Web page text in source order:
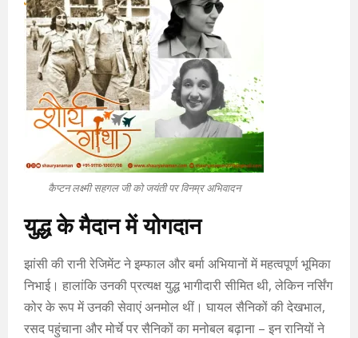
कैप्टन लक्ष्मी सहगल जी को जयंती पर विनम्र अभिवादन
युद्ध के मैदान में योगदान
झांसी की रानी रेजिमेंट ने इम्फाल और बर्मा अभियानों में महत्वपूर्ण भूमिका
निभाई। हालांकि उनकी प्रत्यक्ष युद्ध भागीदारी सीमित थी, लेकिन नर्सिंग
कोर के रूप में उनकी सेवाएं अनमोल थीं। घायल सैनिकों की देखभाल,
रसद पहुंचाना और मोर्चे पर सैनिकों का मनोबल बढ़ाना – इन रानियों ने